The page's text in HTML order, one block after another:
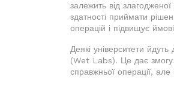
залежить від
здатності приймати
операцій і підвищує
Деякі університети
(Wet Labs). Це дає змогу
справжньої операції,